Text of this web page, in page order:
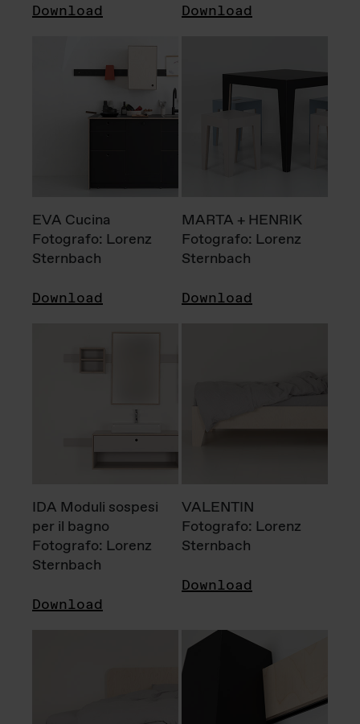
Download Download
EVA Cucina
Fotografo: Lorenz
Sternbach
Download
MARTA + HENRIK
Fotografo: Lorenz
Sternbach
Download
IDA Moduli sospesi
per il bagno
Fotografo: Lorenz
Sternbach
Download
VALENTIN
Fotografo: Lorenz
Sternbach
Download